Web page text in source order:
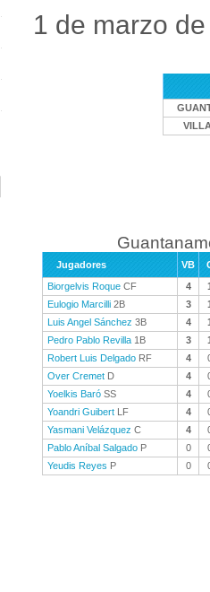
1 de marzo
Jugadores VB
Biorgelvis Roque CF 4
Eulogio Marcilli 2B 3
Luis Angel Sánchez 3B 4
Pedro Pablo Revilla 1B 3
Robert Luis Delgado RF 4
Over Cremet D 4
Yoelkis Baró SS 4
Yoandri Guibert LF 4
Yasmani Velázquez C 4
Pablo Aníbal Salgado P 0
Yeudis Reyes P 0